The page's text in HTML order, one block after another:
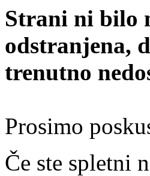
Strani ni bilo
odstranjena,
trenutno
Prosimo
Če ste spletni